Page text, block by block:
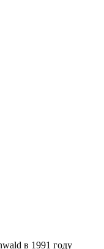
в 1991 году